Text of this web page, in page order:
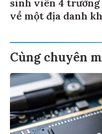
về một địa danh
Cùng chuyên